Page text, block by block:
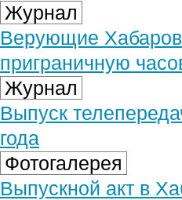
Журнал
Верующие
приграничную
Журнал
Выпуск
года
Фотогалерея
Выпускной акт в